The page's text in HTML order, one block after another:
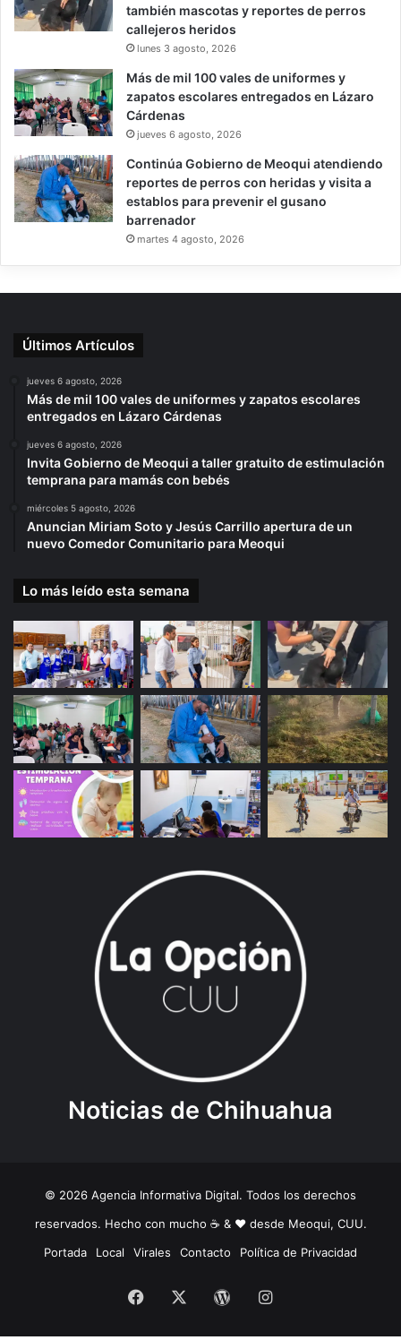
también mascotas y reportes de perros
callejeros heridos
lunes 3 agosto, 2026
Más de mil 100 vales de uniformes y
zapatos escolares entregados en Lázaro
Cárdenas
jueves 6 agosto, 2026
Continúa Gobierno de Meoqui atendiendo
reportes de perros con heridas y visita a
establos para prevenir el gusano
barrenador
martes 4 agosto, 2026
Últimos Artículos
jueves 6 agosto, 2026
Más de mil 100 vales de uniformes y zapatos escolares
entregados en Lázaro Cárdenas
jueves 6 agosto, 2026
Invita Gobierno de Meoqui a taller gratuito de estimulación
temprana para mamás con bebés
miércoles 5 agosto, 2026
Anuncian Miriam Soto y Jesús Carrillo apertura de un
nuevo Comedor Comunitario para Meoqui
Lo más leído esta semana
Noticias de Chihuahua
© 2026 Agencia Informativa Digital. Todos los derechos
reservados. Hecho con mucho ☕️ & ❤️ desde Meoqui, CUU.
Portada
Local Virales Contacto Política de Privacidad
Facebook WordPressInstagram